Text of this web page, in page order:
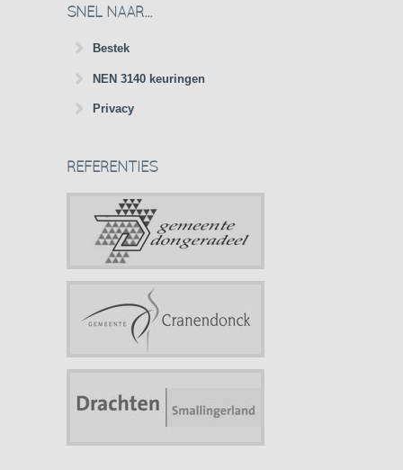
SNEL NAAR...
Bestek
NEN 3140 keuringen
Privacy
REFERENTIES